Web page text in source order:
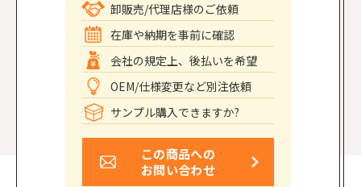
卸販売/代理店様のご依頼
在庫や納期を事前に確認
会社の規定上、後払いを希望
OEM/仕様変更など別注依頼
サンプル購入できますか?
この商品への
お問い合わせ